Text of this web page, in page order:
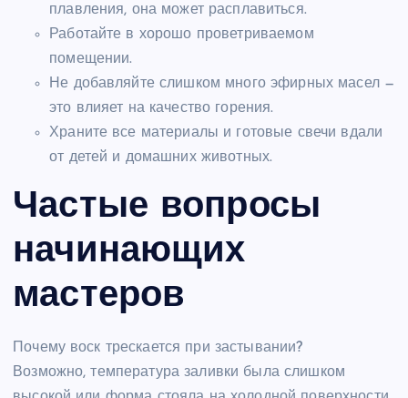
плавления, она может расплавиться.
Работайте в хорошо проветриваемом
помещении.
Не добавляйте слишком много эфирных масел —
это влияет на качество горения.
Храните все материалы и готовые свечи вдали
от детей и домашних животных.
Частые вопросы
начинающих
мастеров
Почему воск трескается при застывании?
Возможно, температура заливки была слишком